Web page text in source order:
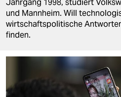
nord
verlag
Jahrgang 1998, studiert
und Mannheim. Will
wirtschaftspolitische
finden.